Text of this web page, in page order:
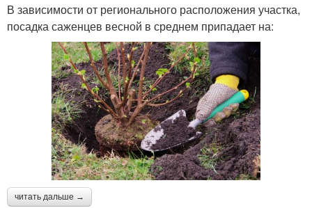
В зависимости от регионального расположения участка,
посадка саженцев весной в среднем припадает на:
читать дальше →